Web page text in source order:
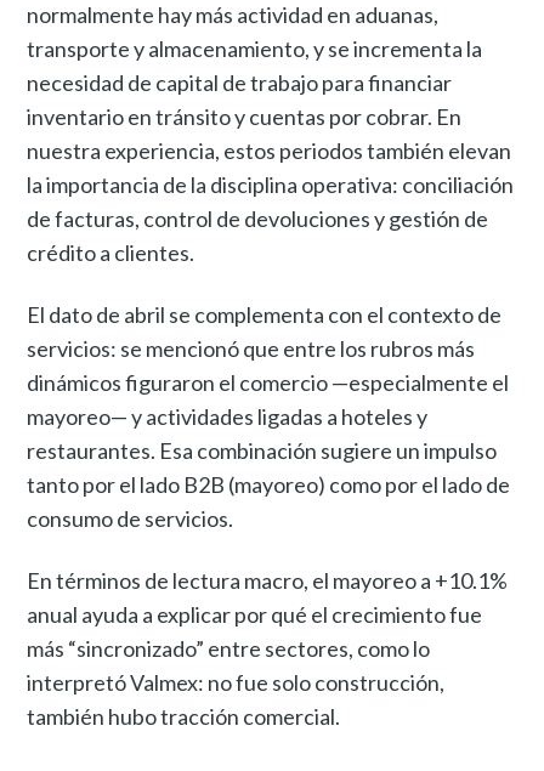
normalmente hay más actividad en aduanas,
transporte y almacenamiento, y se incrementa la
necesidad de capital de trabajo para financiar
inventario en tránsito y cuentas por cobrar. En
nuestra experiencia, estos periodos también elevan
la importancia de la disciplina operativa: conciliación
de facturas, control de devoluciones y gestión de
crédito a clientes.
El dato de abril se complementa con el contexto de
servicios: se mencionó que entre los rubros más
dinámicos figuraron el comercio —especialmente el
mayoreo— y actividades ligadas a hoteles y
restaurantes. Esa combinación sugiere un impulso
tanto por el lado B2B (mayoreo) como por el lado de
consumo de servicios.
En términos de lectura macro, el mayoreo a +10.1%
anual ayuda a explicar por qué el crecimiento fue
más “sincronizado” entre sectores, como lo
interpretó Valmex: no fue solo construcción,
también hubo tracción comercial.